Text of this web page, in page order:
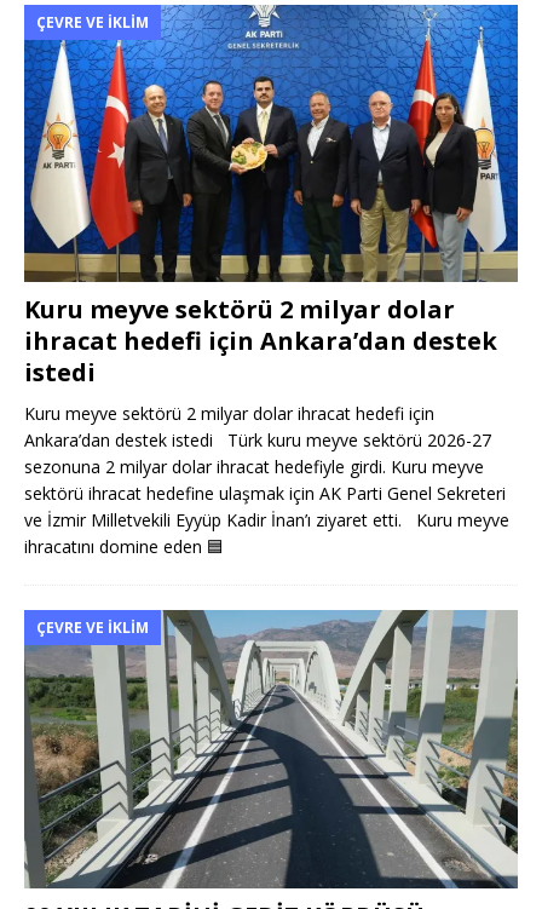
ÇEVRE VE İKLIM
Kuru meyve sektörü 2 milyar dolar
ihracat hedefi için Ankara’dan destek
istedi
Kuru meyve sektörü 2 milyar dolar ihracat hedefi için
Ankara’dan destek istedi Türk kuru meyve sektörü 2026-27
sezonuna 2 milyar dolar ihracat hedefiyle girdi. Kuru meyve
sektörü ihracat hedefine ulaşmak için AK Parti Genel Sekreteri
ve İzmir Milletvekili Eyyüp Kadir İnan’ı ziyaret etti. Kuru meyve
ihracatını domine eden 🟦
ÇEVRE VE İKLIM